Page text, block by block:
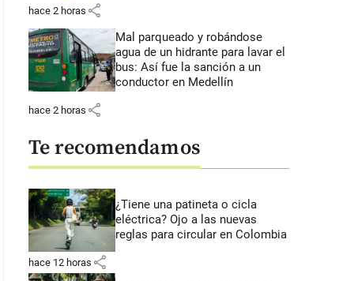
hace 2 horas share
Mal parqueado y robándose
agua de un hidrante para lavar el
bus: Así fue la sanción a un
conductor en Medellín
hace 2 horas share
Te recomendamos
¿Tiene una patineta o cicla
eléctrica? Ojo a las nuevas
reglas para circular en Colombia
hace 12 horas share